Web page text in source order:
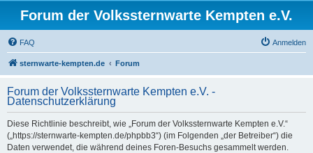
Forum der Volkssternwarte Kempten e.V.
FAQ Anmelden
sternwarte-kempten.de Forum
Forum der Volkssternwarte Kempten e.V. -
Datenschutzerklärung
Diese Richtlinie beschreibt, wie „Forum der Volkssternwarte Kempten e.V.“
(„https://sternwarte-kempten.de/phpbb3“) (im Folgenden „der Betreiber“) die
Daten verwendet, die während deines Foren-Besuchs gesammelt werden.